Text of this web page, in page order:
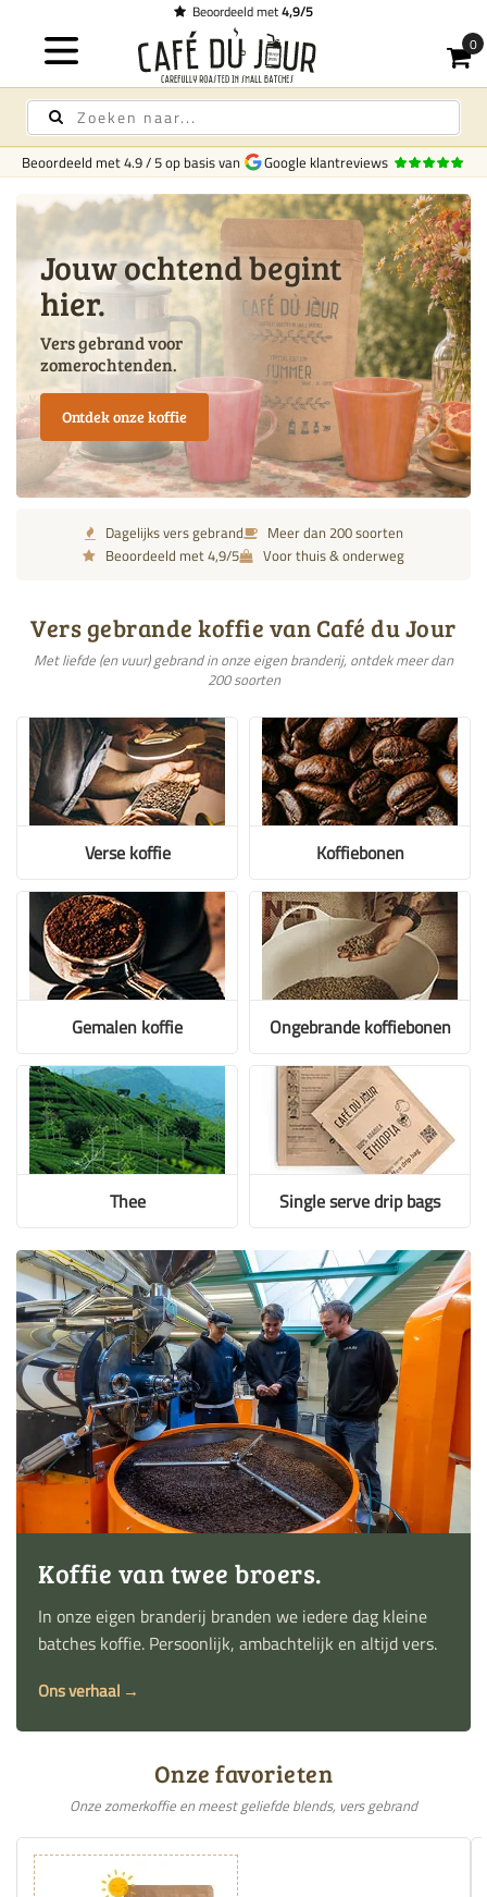
Beoordeeld met4,9/5
Beoordeeld met4.9/5op basis van Google klantreviews
Jouw ochtend begint
hier.
Vers gebrand voor
zomerochtenden.
Ontdek onze koffie
Dagelijks vers gebrand
Meer dan 200 soorten
Beoordeeld met 4,9/5
Voor thuis & onderweg
Vers gebrande koffie van Café du Jour
Met liefde (en vuur) gebrand in onze eigen branderij, ontdek meer dan
200 soorten
Verse koffie Koffiebonen
Gemalen koffie Ongebrande koffiebonen
Thee Single serve drip bags
Koffie van twee broers.
In onze eigen branderij branden we iedere dag kleine
batches koffie. Persoonlijk, ambachtelijk en altijd vers.
Ons verhaal →
Onze favorieten
Onze zomerkoffie en meest geliefde blends, vers gebrand